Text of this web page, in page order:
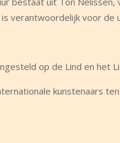
verantwoordelijk voor
op de Lind en het
kunstenaars